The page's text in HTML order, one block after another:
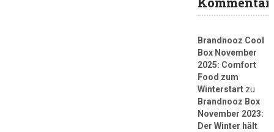
Brandnooz Cool
Box November
2025: Comfort
Food zum
Winterstartzu
Brandnooz Box
November 2023:
Der Winter hält